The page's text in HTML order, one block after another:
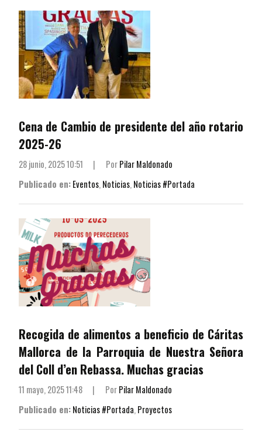
Cena de Cambio de presidente del año rotario
2025-26
28 junio, 2025 10:51 | PorPilar Maldonado
Publicado en:Eventos, Noticias, Noticias #Portada
Recogida de alimentos a beneficio de Cáritas
Mallorca de la Parroquia de Nuestra Señora
del Coll d’en Rebassa. Muchas gracias
11 mayo, 2025 11:48 | PorPilar Maldonado
Publicado en:Noticias #Portada,Proyectos